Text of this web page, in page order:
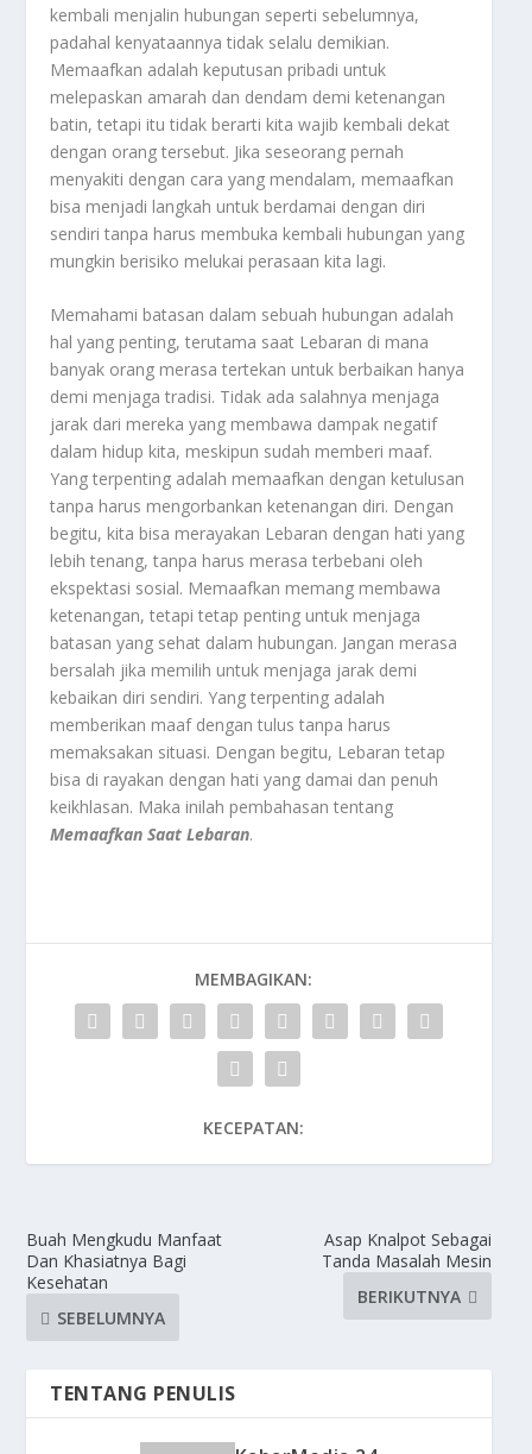
kembali menjalin hubungan seperti sebelumnya,
padahal kenyataannya tidak selalu demikian.
Memaafkan adalah keputusan pribadi untuk
melepaskan amarah dan dendam demi ketenangan
batin, tetapi itu tidak berarti kita wajib kembali dekat
dengan orang tersebut. Jika seseorang pernah
menyakiti dengan cara yang mendalam, memaafkan
bisa menjadi langkah untuk berdamai dengan diri
sendiri tanpa harus membuka kembali hubungan yang
mungkin berisiko melukai perasaan kita lagi.
Memahami batasan dalam sebuah hubungan adalah
hal yang penting, terutama saat Lebaran di mana
banyak orang merasa tertekan untuk berbaikan hanya
demi menjaga tradisi. Tidak ada salahnya menjaga
jarak dari mereka yang membawa dampak negatif
dalam hidup kita, meskipun sudah memberi maaf.
Yang terpenting adalah memaafkan dengan ketulusan
tanpa harus mengorbankan ketenangan diri. Dengan
begitu, kita bisa merayakan Lebaran dengan hati yang
lebih tenang, tanpa harus merasa terbebani oleh
ekspektasi sosial. Memaafkan memang membawa
ketenangan, tetapi tetap penting untuk menjaga
batasan yang sehat dalam hubungan. Jangan merasa
bersalah jika memilih untuk menjaga jarak demi
kebaikan diri sendiri. Yang terpenting adalah
memberikan maaf dengan tulus tanpa harus
memaksakan situasi. Dengan begitu, Lebaran tetap
bisa di rayakan dengan hati yang damai dan penuh
keikhlasan. Maka inilah pembahasan tentang
Memaafkan Saat Lebaran.
MEMBAGIKAN:
KECEPATAN:
Buah Mengkudu Manfaat
Dan Khasiatnya Bagi
Kesehatan
SEBELUMNYA
Asap Knalpot Sebagai
Tanda Masalah Mesin
BERIKUTNYA
TENTANG PENULIS